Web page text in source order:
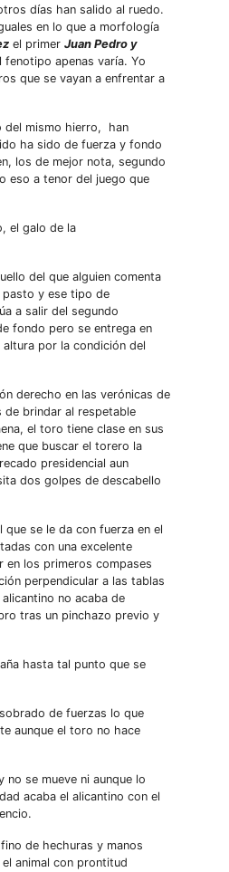
días han salido al ruedo.
en lo que a morfología
el primer Juan Pedro y
apenas varía. Yo
que se vayan a enfrentar a
del mismo hierro, han
ha sido de fuerza y fondo
los de mejor nota, segundo
eso a tenor del juego que
el galo de la
del que alguien comenta
pasto y ese tipo de
a salir del segundo
fondo pero se entrega en
por la condición del
derecho en las verónicas de
de brindar al respetable
el toro tiene clase en sus
que buscar el torero la
presidencial aun
dos golpes de descabello
se le da con fuerza en el
con una excelente
en los primeros compases
perpendicular a las tablas
no acaba de
tras un pinchazo previo y
hasta tal punto que se
de fuerzas lo que
aunque el toro no hace
se mueve ni aunque lo
acaba el alicantino con el
de hechuras y manos
animal con prontitud